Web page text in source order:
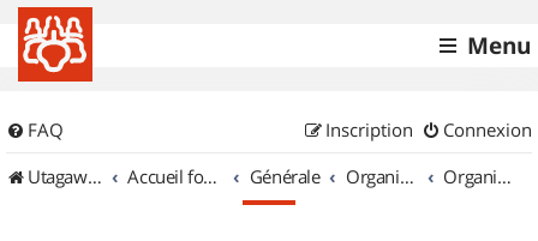
Menu
FAQ Connexion
Inscription
UtagawaVTT (Randos VTT et VTTAE avec traces GPS)
Accueil forum Générale Organisation de sorties & Recherche de partenaires Organisation de sorties en région Auvergne